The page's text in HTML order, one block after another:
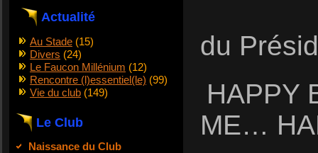
Actualité
Au Stade (15)
Divers (24)
Le Faucon Millénium (12)
Rencontre (l)essentiel(le) (99)
Vie du club (149)
Le Club
Naissance du Club
du
HAPPY
ME…